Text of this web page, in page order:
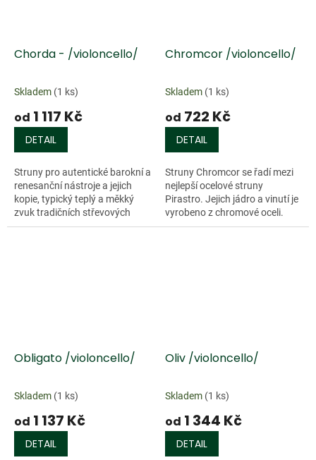
Chorda - /violoncello/
Skladem (1 ks)
od 1 117 Kč
DETAIL
Struny pro autentické barokní a
renesanční nástroje a jejich
kopie, typický teplý a měkký
zvuk tradičních střevových
strun, vysoká schopnost
Chromcor /violoncello/
Skladem (1 ks)
od 722 Kč
DETAIL
Struny Chromcor se řadí mezi
nejlepší ocelové struny
Pirastro. Jejich jádro a vinutí je
vyrobeno z chromové oceli.
Tyto struny charakterizuje
Obligato /violoncello/
Skladem (1 ks)
od 1 137 Kč
DETAIL
Oliv /violoncello/
Skladem (1 ks)
od 1 344 Kč
DETAIL